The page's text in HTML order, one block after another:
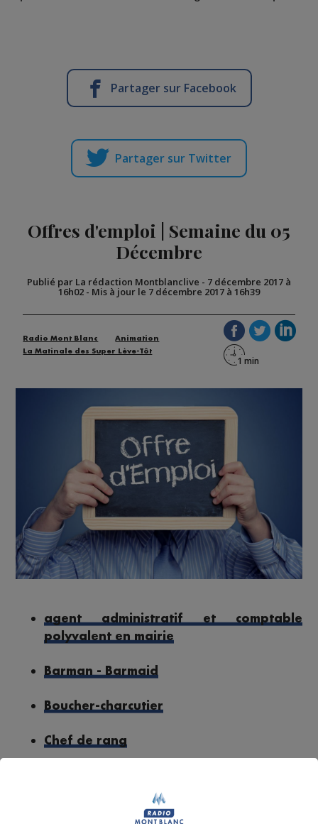
Partager sur Facebook
Partager sur Twitter
Offres d'emploi | Semaine du 05
Décembre
Publié par La rédaction Montblanclive - 7 décembre 2017 à
16h02 - Mis à jour le 7 décembre 2017 à 16h39
Radio Mont Blanc
Animation
La Matinale des Super Lève-Tôt
agent administratif et comptable
polyvalent en mairie
Barman - Barmaid
Boucher-charcutier
Chef de rang
polyvalente d'hôtellerie